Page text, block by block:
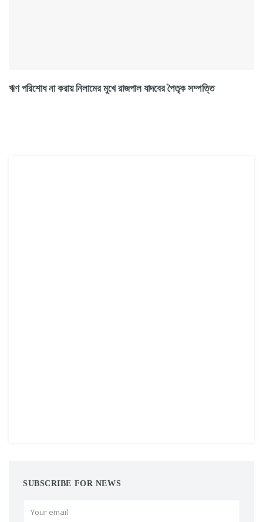
ঋণ পরিশোধ না করায় নিলামের মুখে রাজপাল যাদবের পৈতৃক সম্পত্তি
SUBSCRIBE FOR NEWS